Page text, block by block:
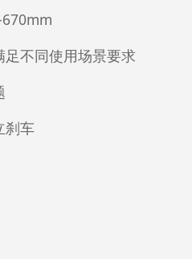
不同使用场景要求
刹车